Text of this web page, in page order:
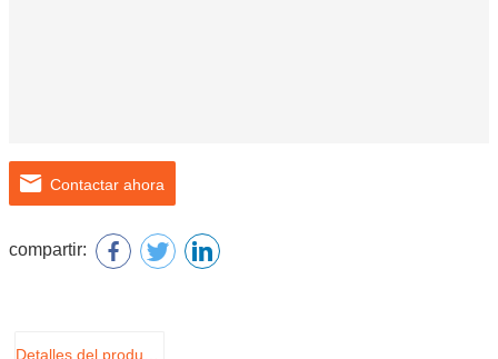
Contactar ahora
compartir: